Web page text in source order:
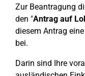
Zur Beantragung
den "Antrag auf
diesem Antrag
bei.
Darin sind Ihre